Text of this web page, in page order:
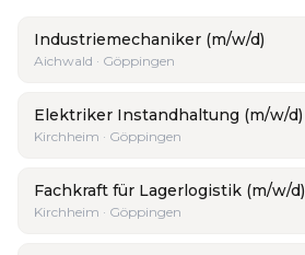
Industriemechaniker (m/w/d)
Aichwald · Göppingen
Elektriker Instandhaltung (m/w/d)
Kirchheim · Göppingen
Fachkraft für Lagerlogistik (m/w/d)
Kirchheim · Göppingen